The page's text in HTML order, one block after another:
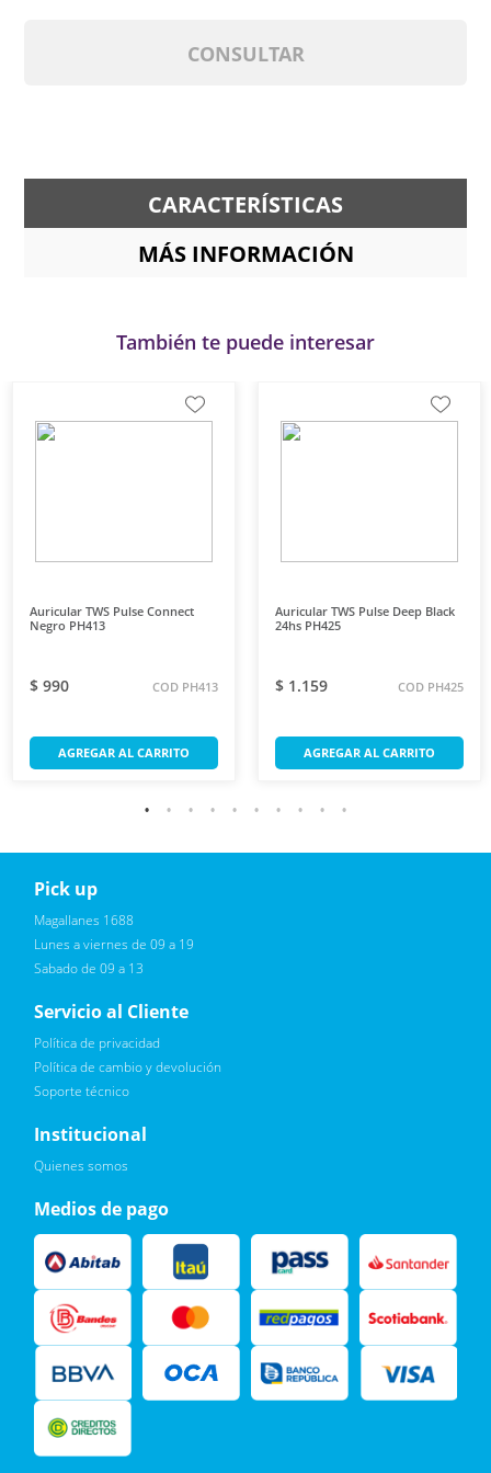
CONSULTAR
CARACTERÍSTICAS
MÁS INFORMACIÓN
También te puede interesar
Auricular TWS Pulse Connect
Negro PH413
$ 990 COD PH413
AGREGAR AL CARRITO
Auricular TWS Pulse Deep Black
24hs PH425
$ 1.159 COD PH425
AGREGAR AL CARRITO
Reciba novedades, promociones exclusivas
Leí, soy consciente de las condiciones para el tratamiento de
mis datos personales y doy mi consentimiento, tal y como se
Pick up
Magallanes 1688
Lunes a viernes de 09 a 19
Sabado de 09 a 13
Servicio al Cliente
Política de privacidad
Política de cambio y devolución
Soporte técnico
Institucional
Quienes somos
Medios de pago